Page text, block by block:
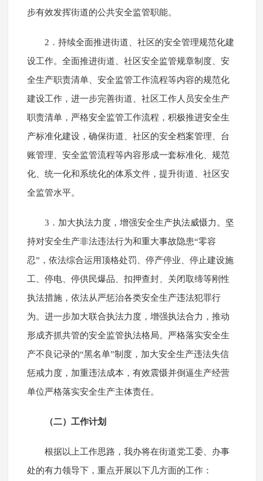
步有效发挥街道的公共安全监管职能。
2．持续全面推进街道、社区的安全管理规范化建
设工作。全面推进街道、社区安全监管规章制度、安
全生产职责清单、安全监管工作流程等内容的规范化
建设工作，进一步完善街道、社区工作人员安全生产
职责清单，严格安全监管工作流程，积极推进安全生
产标准化建设，确保街道、社区的安全档案管理、台
账管理、安全监管流程等内容形成一套标准化、规范
化、统一化和系统化的体系文件，提升街道、社区安
全监管水平。
3．加大执法力度，增强安全生产执法威慑力。坚
持对安全生产非法违法行为和重大事故隐患“零容
忍”，依法综合运用顶格处罚、停产停业、停止建设施
工、停电、停供民爆品、扣押查封、关闭取缔等刚性
执法措施，依法从严惩治各类安全生产违法犯罪行
为。进一步加大联合执法力度，增强执法合力，推动
形成齐抓共管的安全监管执法格局。严格落实安全生
产不良记录的“黑名单”制度，加大安全生产违法失信
惩戒力度，加重违法成本，有效震慑并倒逼生产经营
单位严格落实安全生产主体责任。
（二）工作计划
根据以上工作思路，我办将在街道党工委、办事
处的有力领导下，重点开展以下几方面的工作：